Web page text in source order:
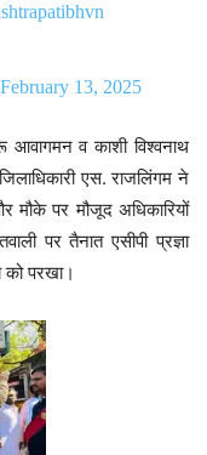
February 13, 2025
व काशी विश्वनाथ
एस. राजलिंगम ने
मौके पर मौजूद अधिकारियों
पर तैनात एसीपी प्रज्ञा
को परखा।